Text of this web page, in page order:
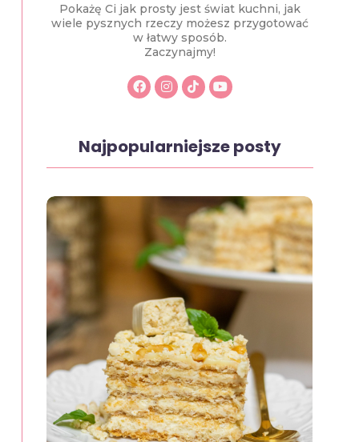
Pokażę Ci jak prosty jest świat kuchni, jak
wiele pysznych rzeczy możesz przygotować
w łatwy sposób.
Zaczynajmy!
Najpopularniejsze posty